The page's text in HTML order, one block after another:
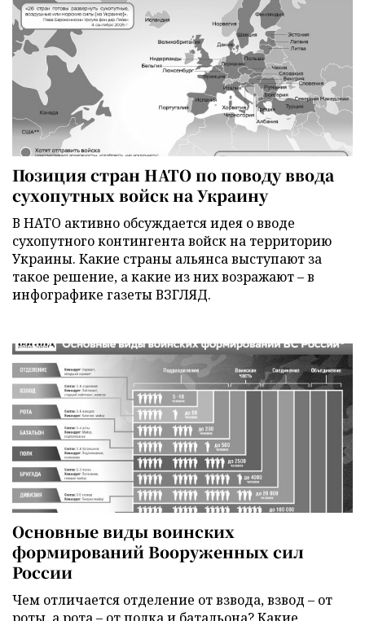
Позиция стран НАТО по поводу ввода
сухопутных войск на Украину
В НАТО активно обсуждается идея о вводе
сухопутного контингента войск на территорию
Украины. Какие страны альянса выступают за
такое решение, а какие из них возражают – в
инфографике газеты ВЗГЛЯД.
Основные виды воинских
формирований Вооруженных сил
России
Чем отличается отделение от взвода, взвод – от